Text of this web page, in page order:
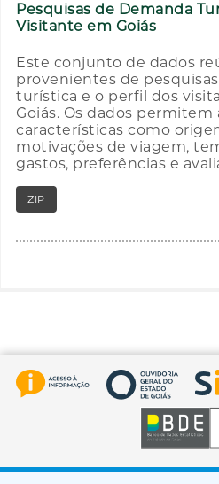
Pesquisas de Demanda
Visitante em Goiás
Este conjunto de dados
provenientes de
turística e o perfil dos
Goiás. Os dados permitem
características como
motivações de viagem,
gastos, preferências e
ZIP